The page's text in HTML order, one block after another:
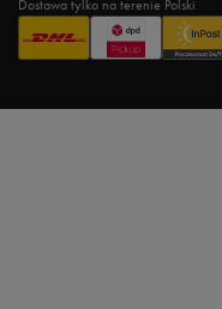
Dostawa tylko na terenie Polski